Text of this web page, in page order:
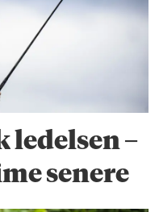
ledelsen –
senere